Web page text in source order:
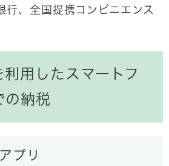
行、全国提携コンビニエンス
用したスマートフ
の納税
プリ